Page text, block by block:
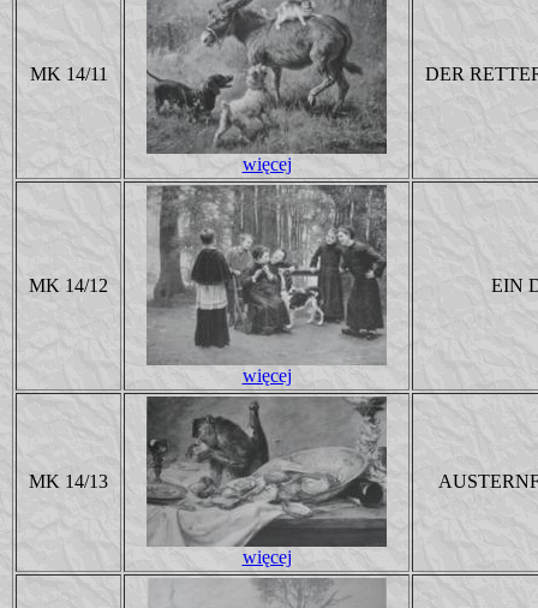
MK 14/11
więcej
DER
MK 14/12
więcej
EIN
MK 14/13
więcej